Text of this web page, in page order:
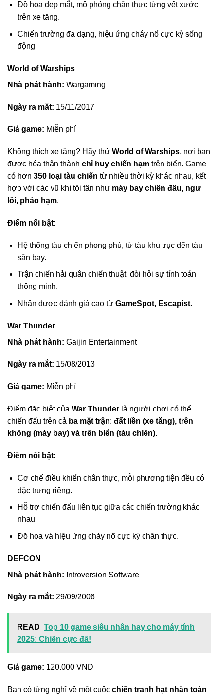
Đồ họa đẹp mắt, mô phỏng chân thực từng vết xước
trên xe tăng.
Chiến trường đa dạng, hiệu ứng cháy nổ cực kỳ sống
động.
World of Warships
Nhà phát hành: Wargaming
Ngày ra mắt: 15/11/2017
Giá game: Miễn phí
Không thích xe tăng? Hãy thử World of Warships, nơi bạn
được hóa thân thành chỉ huy chiến hạm trên biển. Game
có hơn 350 loại tàu chiến từ nhiều thời kỳ khác nhau, kết
hợp với các vũ khí tối tân như máy bay chiến đấu, ngư
lôi, pháo hạm.
Điểm nổi bật:
Hệ thống tàu chiến phong phú, từ tàu khu trục đến tàu
sân bay.
Trận chiến hải quân chiến thuật, đòi hỏi sự tính toán
thông minh.
Nhận được đánh giá cao từ GameSpot, Escapist.
War Thunder
Nhà phát hành: Gaijin Entertainment
Ngày ra mắt: 15/08/2013
Giá game: Miễn phí
Điểm đặc biệt của War Thunder là người chơi có thể
chiến đấu trên cả ba mặt trận: đất liền (xe tăng), trên
không (máy bay) và trên biển (tàu chiến).
Điểm nổi bật:
Cơ chế điều khiển chân thực, mỗi phương tiện đều có
đặc trưng riêng.
Hỗ trợ chiến đấu liên tục giữa các chiến trường khác
nhau.
Đồ họa và hiệu ứng cháy nổ cực kỳ chân thực.
DEFCON
Nhà phát hành: Introversion Software
Ngày ra mắt: 29/09/2006
READ Top 10 game siêu nhân hay cho máy tính
2025: Chiến cực đã!
Giá game: 120.000 VND
Bạn có từng nghĩ về một cuộc chiến tranh hạt nhân toàn